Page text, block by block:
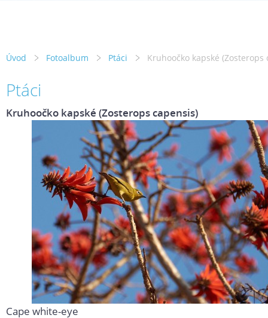
Úvod Fotoalbum Ptáci Kruhoočko kapské (Zosterops
Ptáci
Kruhoočko kapské (Zosterops capensis)
Cape white-eye